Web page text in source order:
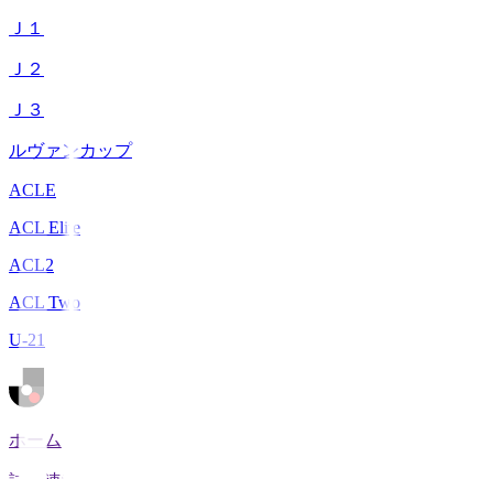
Ｊ１
Ｊ２
Ｊ３
ルヴァンカップ
ACLE
ACL Elite
ACL2
ACL Two
U-21
ホーム